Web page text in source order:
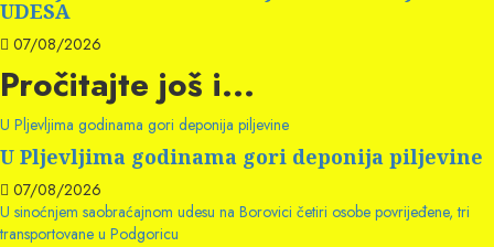
UDESA
07/08/2026
Pročitajte još i...
U Pljevljima godinama gori deponija piljevine
U Pljevljima godinama gori deponija piljevine
07/08/2026
U sinoćnjem saobraćajnom udesu na Borovici četiri osobe povrijeđene, tri
transportovane u Podgoricu